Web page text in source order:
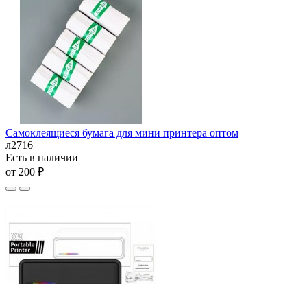
Самоклеящиеся бумага для мини принтера оптом
л2716
Есть в наличии
от 200 ₽